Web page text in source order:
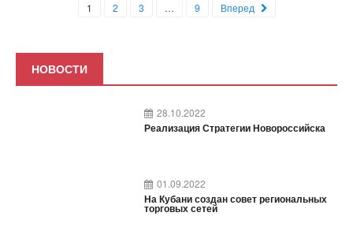
1 2 3 … 9 Вперед
НОВОСТИ
Реализация Стратегии Новороссийска
28.10.2022
На Кубани создан совет региональных
торговых сетей
01.09.2022